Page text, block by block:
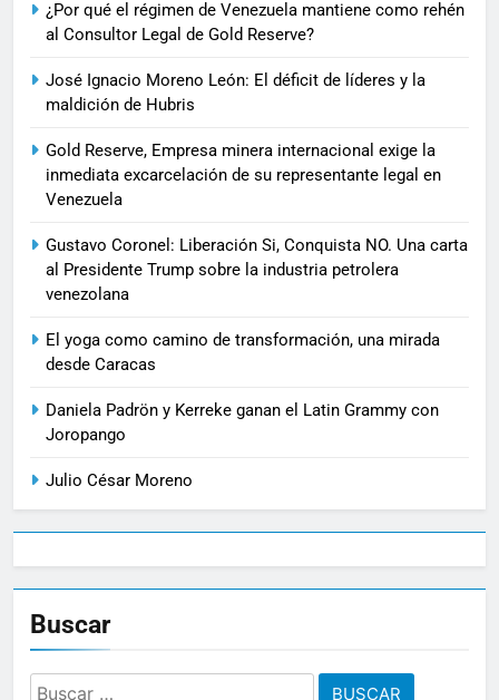
¿Por qué el régimen de Venezuela mantiene como rehén
al Consultor Legal de Gold Reserve?
José Ignacio Moreno León: El déficit de líderes y la
maldición de Hubris
Gold Reserve, Empresa minera internacional exige la
inmediata excarcelación de su representante legal en
Venezuela
Gustavo Coronel: Liberación Si, Conquista NO. Una carta
al Presidente Trump sobre la industria petrolera
venezolana
El yoga como camino de transformación, una mirada
desde Caracas
Daniela Padrön y Kerreke ganan el Latin Grammy con
Joropango
Julio César Moreno
Buscar
Buscar: